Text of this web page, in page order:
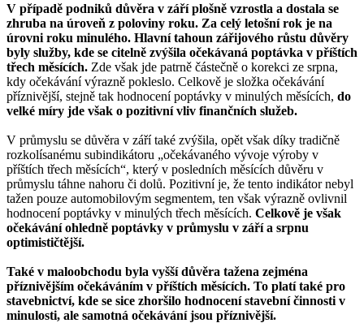
V případě podniků důvěra v září plošně vzrostla a dostala se
zhruba na úroveň z poloviny roku. Za celý letošní rok je na
úrovni roku minulého. Hlavní tahoun zářijového růstu důvěry
byly služby, kde se citelně zvýšila očekávaná poptávka v příštích
třech měsících. Zde však jde patrně částečně o korekci ze srpna,
kdy očekávání výrazně pokleslo. Celkově je složka očekávání
příznivější, stejně tak hodnocení poptávky v minulých měsících, do
velké míry jde však o pozitivní vliv finančních služeb.
V průmyslu se důvěra v září také zvýšila, opět však díky tradičně
rozkolísanému subindikátoru „očekávaného vývoje výroby v
příštích třech měsících“, který v posledních měsících důvěru v
průmyslu táhne nahoru či dolů. Pozitivní je, že tento indikátor nebyl
tažen pouze automobilovým segmentem, ten však výrazně ovlivnil
hodnocení poptávky v minulých třech měsících. Celkově je však
očekávání ohledně poptávky v průmyslu v září a srpnu
optimističtější.
Také v maloobchodu byla vyšší důvěra tažena zejména
příznivějším očekáváním v příštích měsících. To platí také pro
stavebnictví, kde se sice zhoršilo hodnocení stavební činnosti v
minulosti, ale samotná očekávání jsou příznivější.